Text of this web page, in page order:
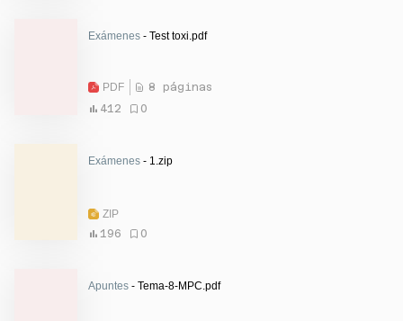
Exámenes - Test toxi.pdf
PDF
8 páginas
412
0
Exámenes - 1.zip
ZIP
196
0
Apuntes - Tema-8-MPC.pdf